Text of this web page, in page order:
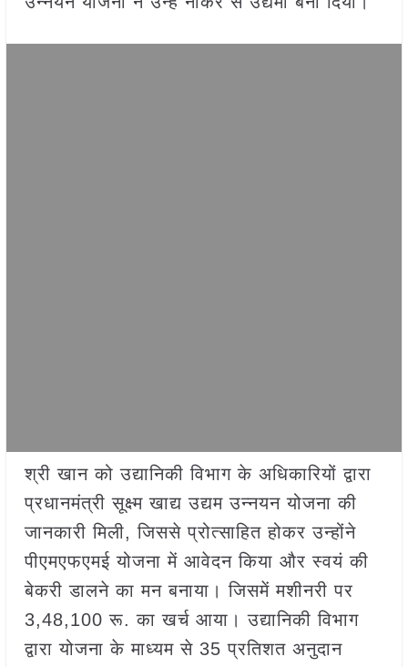
श्री खान को उद्यानिकी विभाग के अधिकारियों द्वारा
प्रधानमंत्री सूक्ष्म खाद्य उद्यम उन्नयन योजना की
जानकारी मिली, जिससे प्रोत्साहित होकर उन्होंने
पीएमएफएमई योजना में आवेदन किया और स्वयं की
बेकरी डालने का मन बनाया। जिसमें मशीनरी पर
3,48,100 रू. का खर्च आया। उद्यानिकी विभाग
द्वारा योजना के माध्यम से 35 प्रतिशत अनुदान